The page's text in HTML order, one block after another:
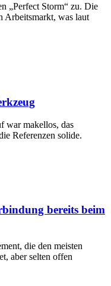
„Perfect Storm“ zu. Die
Arbeitsmarkt, was laut
war makellos, das
Referenzen solide.
bereits beim
die den meisten
aber selten offen